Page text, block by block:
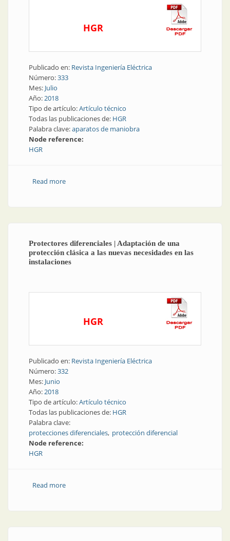
HGR
Publicado en: Revista Ingeniería Eléctrica
Número:333
Mes: Julio
Año:2018
Tipo de artículo:Artículo técnico
Todas las publicaciones de: HGR
Palabra clave:aparatos de maniobra
Node reference:
HGR
Read moreabout Aparatos de maniobra | El principio de la
Protectores diferenciales | Adaptación de una
protección clásica a las nuevas necesidades en las
instalaciones
HGR
Publicado en: Revista Ingeniería Eléctrica
Número:332
Mes: Junio
Año:2018
Tipo de artículo:Artículo técnico
Todas las publicaciones de: HGR
Palabra clave:
protecciones diferenciales protección diferencial
Node reference:
HGR
Read moreabout Protectores diferenciales | Adaptación de una